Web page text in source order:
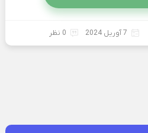
7 آوریل 2024 0 نظر